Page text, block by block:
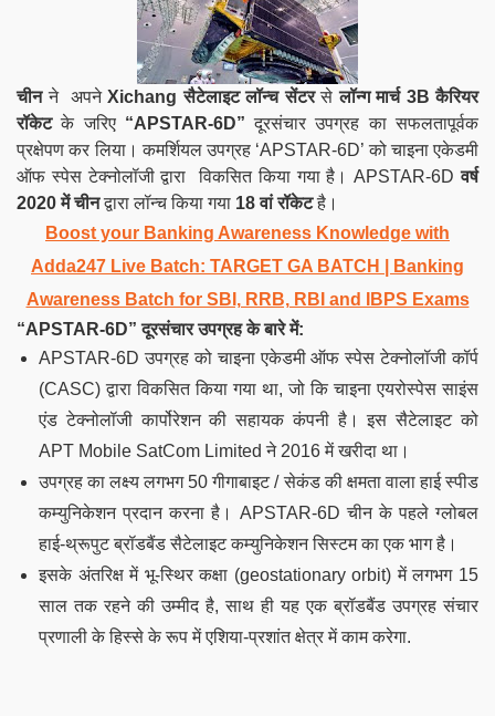
चीनने अपने Xichang सैटेलाइट लॉन्च सेंटरसेलॉन्ग मार्च 3B कैरियर
रॉकेटके जरिए “APSTAR-6D” दूरसंचार उपग्रह का सफलतापूर्वक
प्रक्षेपण कर लिया। कमर्शियल उपग्रह ‘APSTAR-6D’ को चाइना एकेडमी
ऑफ स्पेस टेक्नोलॉजी द्वारा विकसित किया गया है। APSTAR-6Dवर्ष
2020 में चीनद्वारा लॉन्च किया गया 18 वां रॉकेटहै।
Boost your Banking Awareness Knowledge with
Adda247 Live Batch: TARGET GA BATCH
| Banking
Awareness Batch for SBI, RRB, RBI and IBPS Exams
“APSTAR-6D”दूरसंचार उपग्रह के बारे में:
APSTAR-6D उपग्रह को चाइना एकेडमी ऑफ स्पेस टेक्नोलॉजी कॉर्प
(CASC) द्वारा विकसित किया गया था, जो कि चाइना एयरोस्पेस साइंस
एंड टेक्नोलॉजी कार्पोरेशन की सहायक कंपनी है। इस सैटेलाइट को
APT Mobile SatCom Limited ने 2016 में खरीदा था।
उपग्रह का लक्ष्य लगभग 50 गीगाबाइट / सेकंड की क्षमता वाला हाई स्पीड
कम्युनिकेशन प्रदान करना है। APSTAR-6D चीन के पहले ग्लोबल
हाई-थ्रूपुट ब्रॉडबैंड सैटेलाइट कम्युनिकेशन सिस्टम का एक भाग है।
इसके अंतरिक्ष में भू-स्थिर कक्षा (geostationary orbit) में लगभग 15
साल तक रहने की उम्मीद है, साथ ही यह एक ब्रॉडबैंड उपग्रह संचार
प्रणाली के हिस्से के रूप मेंएशिया-प्रशांत क्षेत्र में काम करेगा.